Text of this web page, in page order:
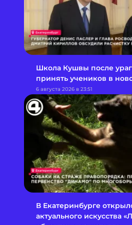
Школа Кушвы после
принять учеников в
6 августа 2026 в 23:51
В Екатеринбурге
актуального искусства